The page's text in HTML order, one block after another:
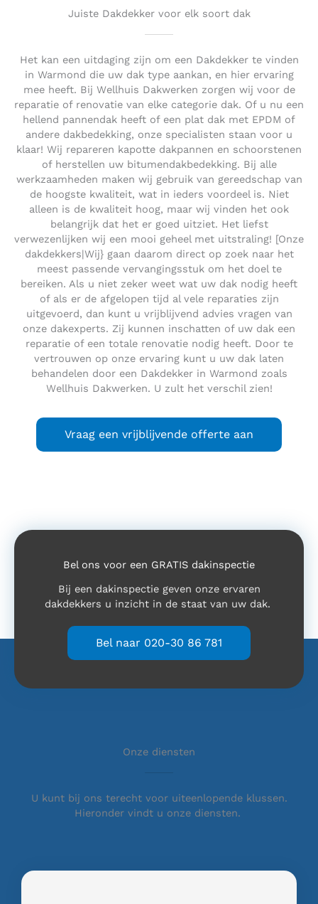
Juiste Dakdekker voor elk soort dak
Het kan een uitdaging zijn om een Dakdekker te vinden
in Warmond die uw dak type aankan, en hier ervaring
mee heeft. Bij Wellhuis Dakwerken zorgen wij voor de
reparatie of renovatie van elke categorie dak. Of u nu een
hellend pannendak heeft of een plat dak met EPDM of
andere dakbedekking, onze specialisten staan voor u
klaar! Wij repareren kapotte dakpannen en schoorstenen
of herstellen uw bitumendakbedekking. Bij alle
werkzaamheden maken wij gebruik van gereedschap van
de hoogste kwaliteit, wat in ieders voordeel is. Niet
alleen is de kwaliteit hoog, maar wij vinden het ook
belangrijk dat het er goed uitziet. Het liefst
verwezenlijken wij een mooi geheel met uitstraling! [Onze
dakdekkers|Wij} gaan daarom direct op zoek naar het
meest passende vervangingsstuk om het doel te
bereiken. Als u niet zeker weet wat uw dak nodig heeft
of als er de afgelopen tijd al vele reparaties zijn
uitgevoerd, dan kunt u vrijblijvend advies vragen van
onze dakexperts. Zij kunnen inschatten of uw dak een
reparatie of een totale renovatie nodig heeft. Door te
vertrouwen op onze ervaring kunt u uw dak laten
behandelen door een Dakdekker in Warmond zoals
Wellhuis Dakwerken. U zult het verschil zien!
Vraag een vrijblijvende offerte aan
Bel ons voor een GRATIS dakinspectie
Bij een dakinspectie geven onze ervaren
dakdekkers u inzicht in de staat van uw dak.
Bel naar 020-30 86 781
Onze diensten
U kunt bij ons terecht voor uiteenlopende klussen.
Hieronder vindt u onze diensten.